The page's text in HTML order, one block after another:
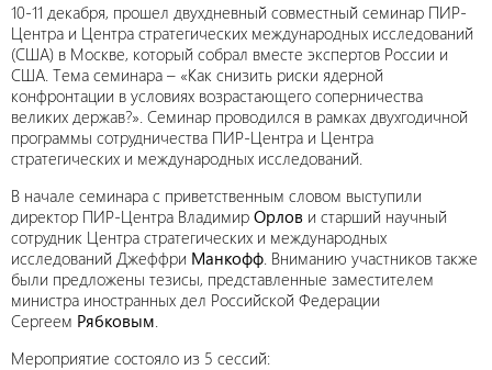
10-11 декабря, прошел двухдневный совместный семинар ПИР-
Центра и Центра стратегических международных исследований
(США) в Москве, который собрал вместе экспертов России и
США. Тема семинара – «Как снизить риски ядерной
конфронтации в условиях возрастающего соперничества
великих держав?». Семинар проводился в рамках двухгодичной
программы сотрудничества ПИР-Центра и Центра
стратегических и международных исследований.
В начале семинара с приветственным словом выступили
директор ПИР-Центра Владимир Орлов и старший научный
сотрудник Центра стратегических и международных
исследований Джеффри Манкофф. Вниманию участников также
были предложены тезисы, представленные заместителем
министра иностранных дел Российской Федерации
Сергеем Рябковым.
Мероприятие состояло из 5 сессий: